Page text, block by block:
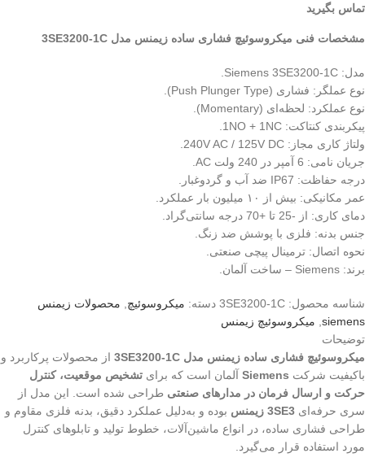
تماس بگیرید
مشخصات فنی میکروسوئیچ فشاری ساده زیمنس مدل 3SE3200-1C
مدل: Siemens 3SE3200-1C.
نوع عملگر: فشاری (Push Plunger Type).
نوع عملکرد: لحظه‌ای (Momentary).
پیکربندی کنتاکت: 1NO + 1NC.
ولتاژ کاری مجاز: 240V AC / 125V DC.
جریان نامی: 6 آمپر در 240 ولت AC.
درجه حفاظت: IP67 ضد آب و گردوغبار.
عمر مکانیکی: بیش از ۱۰ میلیون بار عملکرد.
دمای کاری: از -25 تا +70 درجه سانتی‌گراد.
جنس بدنه: فلزی با پوشش ضد زنگ.
نحوه اتصال: ترمینال پیچی صنعتی.
برند: Siemens – ساخت آلمان.
شناسه محصول: 3SE3200-1C دسته: میکروسوئیچ
محصولات زیمنس
siemens میکروسوئیچ زیمنس
توضیحات
میکروسوئیچ فشاری ساده زیمنس مدل 3SE3200-1C
از محصولات پرکاربرد و
باکیفیت شرکت Siemens آلمان است که برای تشخیص موقعیت، کنترل
حرکت و ارسال فرمان در مدارهای صنعتی طراحی شده است. این مدل از
سری حرفه‌ای 3SE3 زیمنس
بوده و به‌دلیل عملکرد دقیق، بدنه فلزی مقاوم و
طراحی فشاری ساده، در انواع ماشین‌آلات، خطوط تولید و تابلوهای کنترل
مورد استفاده قرار می‌گیرد.